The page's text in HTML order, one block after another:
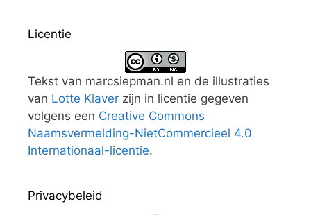
Licentie
Tekst van marcsiepman.nl en de illustraties
van Lotte Klaver zijn in licentie gegeven
volgens een Creative Commons
Naamsvermelding-NietCommercieel 4.0
Internationaal-licentie.
Privacybeleid